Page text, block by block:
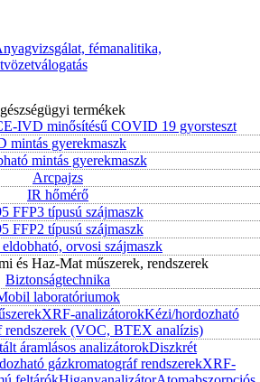
fémanalitika,
termékek
IVD minősítésű COVID 19 gyorsteszt
mintás gyerekmaszk
mintás gyerekmaszk
Arcpajzs
IR hőmérő
FFP3 típusú szájmaszk
FFP2 típusú szájmaszk
orvosi szájmaszk
és Haz-Mat műszerek, rendszerek
Biztonságtechnika
laboratóriumok
XRF-analizátorokKézi/hordozható
rendszerek (VOC, BTEX analízis)
áramlásos analizátorokDiszkrét
gázkromatográf rendszerekXRF-